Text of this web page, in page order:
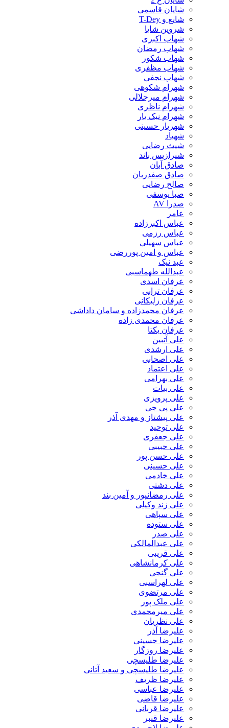
شایان قاسمی
شایع و T-Dey
شروین شایا
شهاب اکبری
شهاب رمضان
شهاب شکور
شهاب مظفری
شهاب نجفی
شهرام شکوهی
شهرام میرجلالی
شهرام ناظری
شهرام نیک یار
شهریار حسینی
شهیاد
شیث رضایی
شیرازیس باند
صادق آبان
صادق صفدریان
صالح رضایی
صبا یوسفی
صدرا AV
عامر
عباس اکبرزاده
عباس رزمی
عباس سهیلی
عباس و امین پوررضی
عبد نیک
عبدالله طهماسبی‎
عرفان اسدی
عرفان ترابی
عرفان زلیکانی
عرفان محمدزاده و سامان داداشی
عرفان محمدی زاده
عرفان یکتا
علی آتبین
علی ارشدی
علی اصحابی
علی اعتماد
علی بهرامی
علی بیات
علی پرویزی
علی پی جی
علی پیشتاز و مهدی آذر
علی توحید
علی جعفری
علی حبیبی
علی حسن پور
علی حسینی
علی خادمی
علی دشتی
علی رمضانپور و آمین بند
علی زند وکیلی
علی سپاهی
علی ستوده
علی صدر
علی عبدالمالکی
علی قریبی
علی کرمانشاهی
علی گنجی
علی لهراسبی
علی مرتضوی
علی ملک پور
علی میرمحمدی
علی نظریان
علیرضا آذر
علیرضا حسینی
علیرضا روزگار
علیرضا طلیسچی
علیرضا طلیسچی و سعید آتانی
علیرضا ظریف
علیرضا عباسی
علیرضا قاضی
علیرضا قربانی
علیرضا قنبر